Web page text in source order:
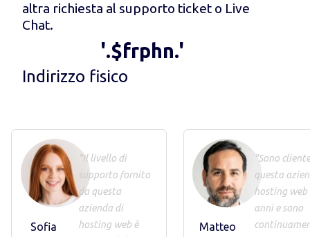
altra richiesta al supporto ticket o Live
Chat.
'.$frphn.'
Indirizzo fisico
Sofia
"Il livello di
supporto fornito
da questa
azienda di
hosting web è
Matteo
"Sono
questa
hosting web
anni e sono